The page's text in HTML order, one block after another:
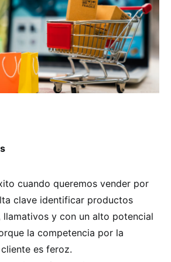
cuando queremos vender por
clave identificar productos
llamativos y con un alto potencial
la competencia por la
es feroz.